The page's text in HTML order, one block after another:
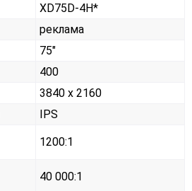
XD75D-4H*
реклама
75"
400
3840 x 2160
IPS
1200:1
40 000:1